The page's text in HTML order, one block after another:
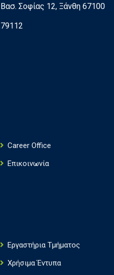
Σοφίας 12, Ξάνθη 67100
Career Office
Επικοινωνία
Εργαστήρια Τμήματος
Χρήσιμα Έντυπα